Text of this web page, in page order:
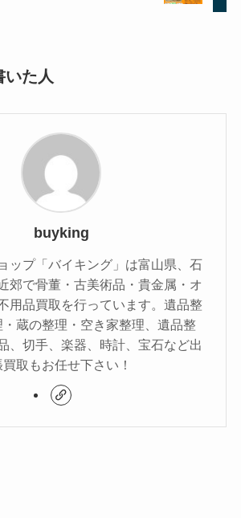
いた人
buyking
ップ「バイキング」は富山県、石
郊で骨董・古美術品・貴金属・オ
用品買取を行っています。遺品整
蔵の整理・空き家整理、遺品整
、切手、楽器、時計、宝石など出
買取もお任せ下さい！